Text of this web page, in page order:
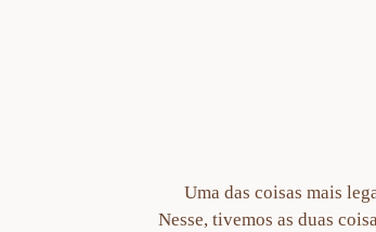
Uma das coisas mais
Nesse, tivemos as duas